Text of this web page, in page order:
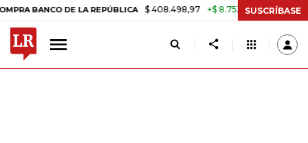
DE LA REPÚBLICA $ 408.498,97 +$ 8.753,81 +2,19% TASA
SUSCRÍBASE